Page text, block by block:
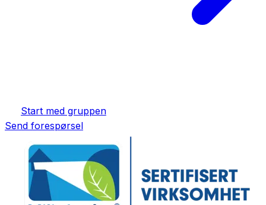
Start med gruppen
Send forespørsel